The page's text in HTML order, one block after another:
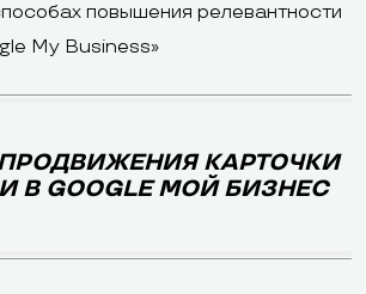
повышения релевантности
My Business»
КАРТОЧКИ
В GOOGLE МОЙ БИЗНЕС